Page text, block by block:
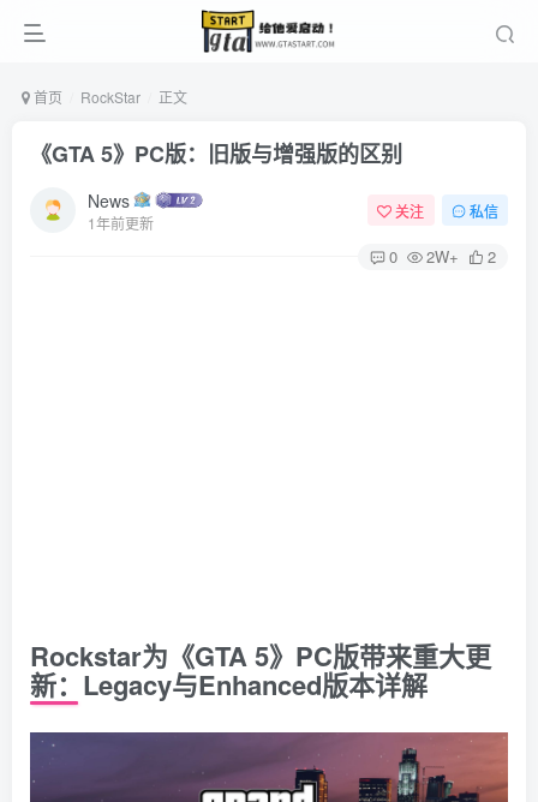
首页 RockStar 正文
《GTA 5》PC版：旧版与增强版的区别
News
1年前更新
关注 私信
0 2W+ 2
Rockstar为《GTA 5》PC版带来重大更
新：Legacy与Enhanced版本详解